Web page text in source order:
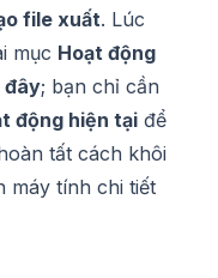
file xuất. Lúc
mục Hoạt động
đây; bạn chỉ cần
động hiện tại để
tất cách khôi
máy tính chi tiết